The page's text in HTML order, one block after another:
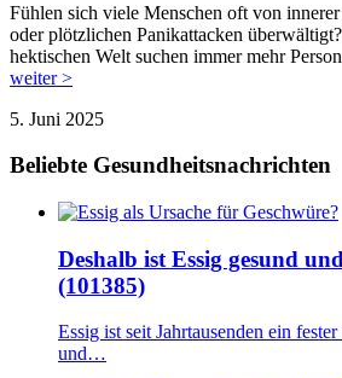
Fühlen sich viele Menschen oft von
oder plötzlichen Panikattacken
hektischen Welt suchen immer mehr
weiter >
5. Juni 2025
Beliebte Gesundheitsnachrichten
Deshalb ist Essig gesund
(101385)
Essig ist seit Jahrtausenden ein
und…